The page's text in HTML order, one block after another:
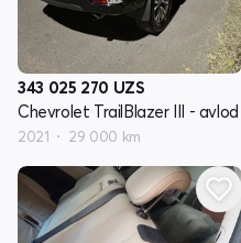
343 025 270 UZS
Chevrolet TrailBlazer III - avlod
2021 29 000 km